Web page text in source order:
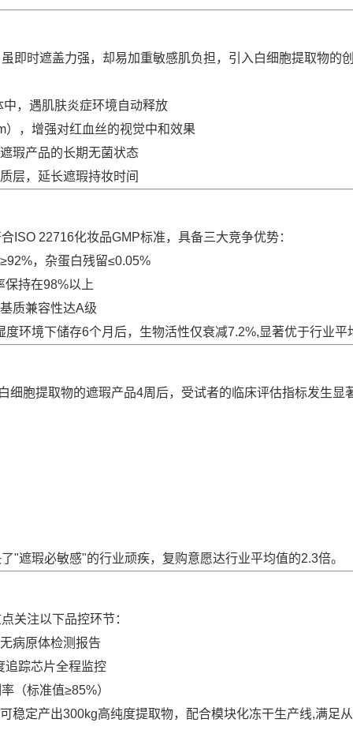
即时遮盖力强，却易加重敏感肌负担，引入白细胞提取物的
，遇肌肤炎症环境自动释放
，增强对红血丝的视觉中和效果
瑕产品的长期无菌状态
层，延长遮瑕持妆时间
ISO 22716化妆品GMP标准，具备三大竞争优势：
，杂蛋白残留≤0.05%
持在98%以上
质兼容性达A级
环境下储存6个月后，生物活性仅衰减7.2%,显著优于行业平
细胞提取物的遮瑕产品4周后，受试者的临床评估指标发生显
"遮瑕必敏感"的行业顽疾，复购意愿达行业平均值的2.3倍。
关注以下品控环节：
病原体检测报告
踪芯片全程监控
（标准值≥85%）
稳定产出300kg高纯度提取物，配合模块化冻干生产线,满足